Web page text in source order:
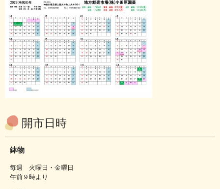
開市日時
鉢物
毎週 火曜日・金曜日
午前９時より